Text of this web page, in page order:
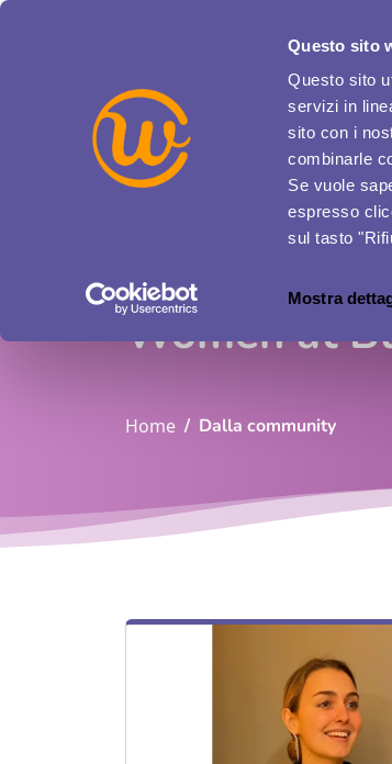
Questo sito
Questo sito
servizi in
sito con i
combinarle
Se vuole
espresso
sul tasto
Mostra
Women at
Home Dalla community